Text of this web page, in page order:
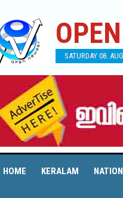
SATURDAY 08.
HOME KERALAM